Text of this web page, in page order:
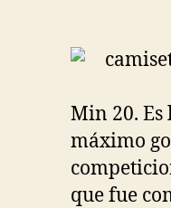
Min 20. Es
máximo
que fue